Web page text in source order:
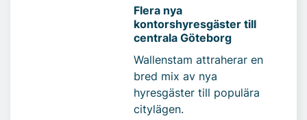
Flera nya
kontorshyresgäster till
centrala Göteborg
Wallenstam attraherar en
bred mix av nya
hyresgäster till populära
citylägen.